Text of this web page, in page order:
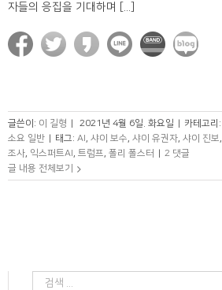
자들의 응집을 기대하며 [...]
글쓴이: 이 길형 2021년 4월 6일. 화요일 카테고리:
소요 일반
태그: AI , 샤이 보수, 샤이 유권자, 샤이 진보,
조사, 익스퍼트AI , 트럼프, 폴리 폴스터
2 댓글
글 내용 전체보기